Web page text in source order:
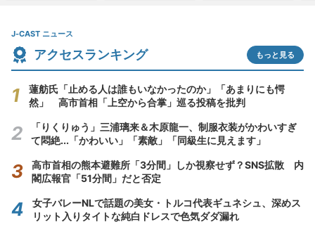
J-CAST ニュース
アクセスランキング もっと見る
蓮舫氏「止める人は誰もいなかったのか」「あまりにも愕
然」 高市首相「上空から合掌」巡る投稿を批判
「りくりゅう」三浦璃来＆木原龍一、制服衣装がかわいすぎ
て悶絶...「かわいい」「素敵」「同級生に見えます」
高市首相の熊本避難所「3分間」しか視察せず？SNS拡散 内
閣広報官「51分間」だと否定
女子バレーNLで話題の美女・トルコ代表ギュネシュ、深めス
リット入りタイトな純白ドレスで色気ダダ漏れ